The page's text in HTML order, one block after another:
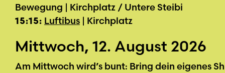
Bewegung | Kirchplatz / Untere Steibi
15:15: Luftibus | Kirchplatz
Mittwoch, 12. August 2026
Am Mittwoch wird’s bunt: Bring dein eigenes